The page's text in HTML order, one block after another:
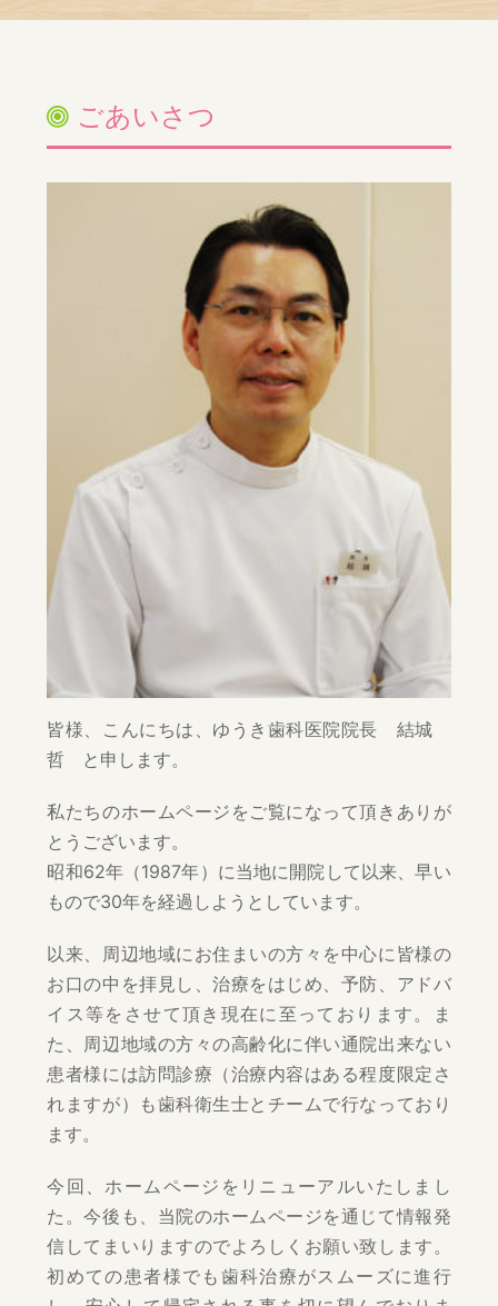
ごあいさつ
皆様、こんにちは、ゆうき歯科医院院長 結城
哲 と申します。
私たちのホームページをご覧になって頂きありが
とうございます。
昭和62年（1987年）に当地に開院して以来、早い
もので30年を経過しようとしています。
以来、周辺地域にお住まいの方々を中心に皆様の
お口の中を拝見し、治療をはじめ、予防、アドバ
イス等をさせて頂き現在に至っております。ま
た、周辺地域の方々の高齢化に伴い通院出来ない
患者様には訪問診療（治療内容はある程度限定さ
れますが）も歯科衛生士とチームで行なっており
ます。
今回、ホームページをリニューアルいたしまし
た。今後も、当院のホームページを通じて情報発
信してまいりますのでよろしくお願い致します。
初めての患者様でも歯科治療がスムーズに進行